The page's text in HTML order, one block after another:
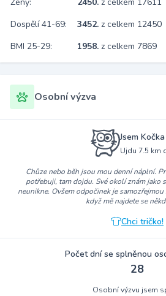
Dospělí 41-69:
3452. z celkem 12450
BMI 25-29:
1958. z celkem 7869
Osobní výzva
Jsem Kočka
Ujdu 7.5 km
Chůze nebo běh jsou mou denní náplní.
potřebuji, tam dojdu. Své okolí znám jako
neunikne. Ovšem odpočinek je
když mě najdete se
Chci tričko!
Počet dní se splněnou
28
Osobní výzvu jsem